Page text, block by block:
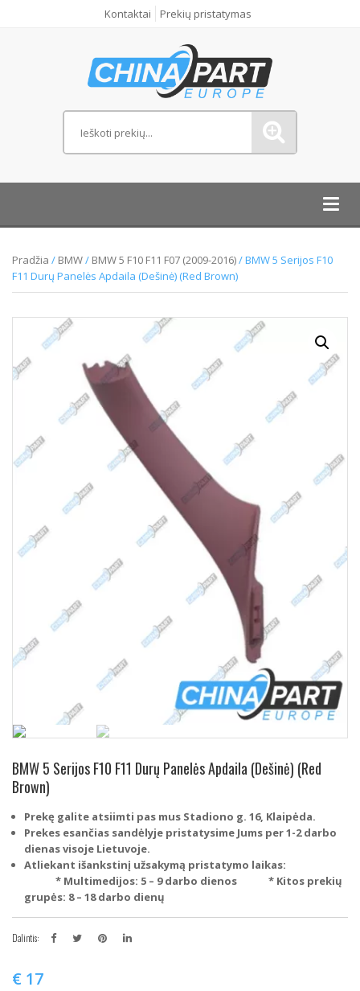
Kontaktai Prekių pristatymas
Pradžia / BMW/ BMW 5 F10 F11 F07 (2009-2016)/ BMW 5 Serijos F10
F11 Durų Panelės Apdaila (Dešinė) (Red Brown)
BMW 5 Serijos F10 F11 Durų Panelės Apdaila (Dešinė) (Red
Brown)
Prekę galite atsiimti pas mus Stadiono g. 16, Klaipėda.
Prekes esančias sandėlyje pristatysime Jums per 1-2 darbo
dienas visoje Lietuvoje.
Atliekant išankstinį užsakymą pristatymo laikas:
* Multimedijos: 5 – 9 darbo dienos * Kitos prekių
grupės: 8 – 18 darbo dienų
Dalintis:
€ 17